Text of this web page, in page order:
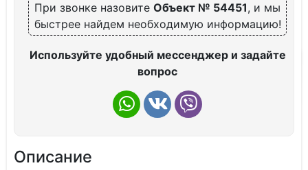
При звонке назовите Объект № 54451, и мы
быстрее найдем необходимую информацию!
Используйте удобный мессенджер и задайте
вопрос
Описание